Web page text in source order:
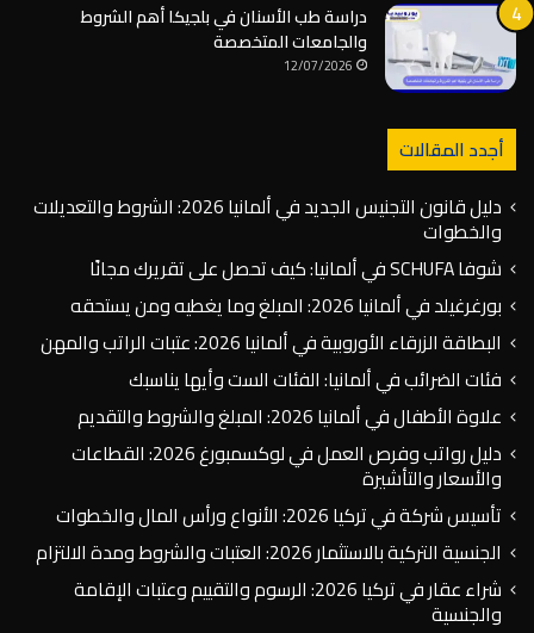
دراسة طب الأسنان في بلجيكا أهم الشروط
والجامعات المتخصصة
12/07/2026
أجدد المقالات
دليل قانون التجنيس الجديد في ألمانيا 2026: الشروط والتعديلات
والخطوات
شوفا SCHUFA في ألمانيا: كيف تحصل على تقريرك مجانًا
بورغرغيلد في ألمانيا 2026: المبلغ وما يغطيه ومن يستحقه
البطاقة الزرقاء الأوروبية في ألمانيا 2026: عتبات الراتب والمهن
فئات الضرائب في ألمانيا: الفئات الست وأيها يناسبك
علاوة الأطفال في ألمانيا 2026: المبلغ والشروط والتقديم
دليل رواتب وفرص العمل في لوكسمبورغ 2026: القطاعات
والأسعار والتأشيرة
تأسيس شركة في تركيا 2026: الأنواع ورأس المال والخطوات
الجنسية التركية بالاستثمار 2026: العتبات والشروط ومدة الالتزام
شراء عقار في تركيا 2026: الرسوم والتقييم وعتبات الإقامة
والجنسية